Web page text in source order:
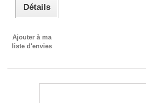
Détails
Ajouter à ma
liste d'envies